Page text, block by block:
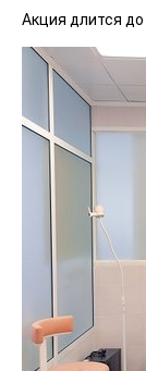
Акция длится до